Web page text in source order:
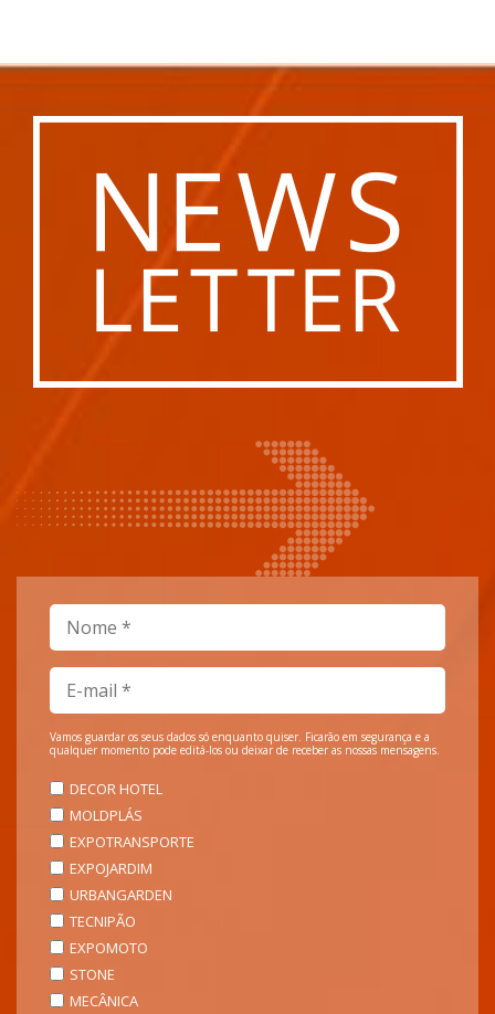
Vamos guardar os seus dados só enquanto quiser. Ficarão em segurança e a
qualquer momento pode editá-los ou deixar de receber as nossas mensagens.
DECOR HOTEL
MOLDPLÁS
EXPOTRANSPORTE
EXPOJARDIM
URBANGARDEN
TECNIPÃO
EXPOMOTO
STONE
MECÂNICA